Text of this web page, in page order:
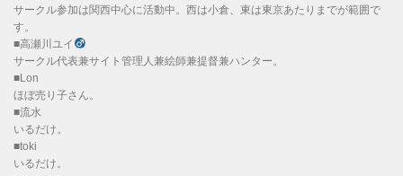
サークル参加は関西中心に活動中。西は小倉、東は東京あたりまでが範囲で
す。
■高瀬川ユイ
サークル代表兼サイト管理人兼絵師兼提督兼ハンター。
■Lon
ほぼ売り子さん。
■流水
いるだけ。
■toki
いるだけ。